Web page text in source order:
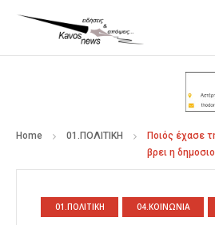
Home 01.ΠΟΛΙΤΙΚΗ
Ποιός έχασε
βρει η
01.ΠΟΛΙΤΙΚΗ 04.ΚΟΙΝΩΝΙΑ